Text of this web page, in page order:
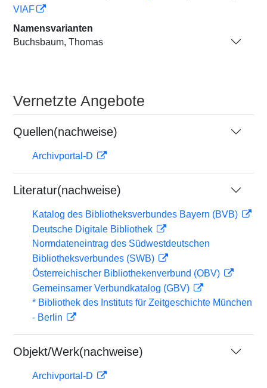
VIAF
Namensvarianten
Buchsbaum, Thomas
Vernetzte Angebote
Quellen(nachweise)
Archivportal-D
Literatur(nachweise)
Katalog des Bibliotheksverbundes Bayern (BVB)
Deutsche Digitale Bibliothek
Normdateneintrag des Südwestdeutschen
Bibliotheksverbundes (SWB)
Österreichischer Bibliothekenverbund (OBV)
Gemeinsamer Verbundkatalog (GBV)
* Bibliothek des Instituts für Zeitgeschichte München
- Berlin
Objekt/Werk(nachweise)
Archivportal-D